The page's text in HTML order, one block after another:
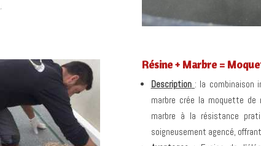
Résine + Marbre =
Description : la combinaison
marbre crée la moquette
marbre à la résistance
soigneusement agencé,